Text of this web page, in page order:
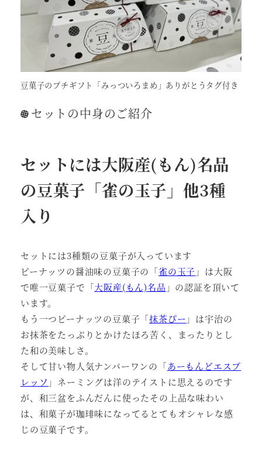
豆菓子のプチギフト「みっついろまめ」ありがとうタグ付き
セットの中身のご紹介
セットには大阪産(もん)名品
の豆菓子「雀の玉子」他3種
入り
セットには3種類の豆菓子が入っています
ピーナッツの醤油味の豆菓子の「雀の玉子 」は大阪
で唯一豆菓子で「大阪産(もん)名品 」の認証を頂いて
います。
もう一つピーナッツの豆菓子「抹茶ぴー 」は宇治の
お抹茶をたっぷりとかけたほろ苦く、まったりとし
た和の美味しさ。
そして甘い物人気ナンバーワンの「あーもんどエスプ
レッソ 」ネーミングは洋のテイストに思えるのです
が、和三盆をふんだんに使ったその上品な味わい
は、和菓子が珈琲味になってるとてもオシャレな感
じの豆菓子です。